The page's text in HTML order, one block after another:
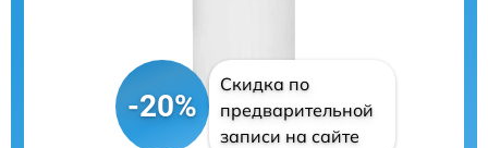
-20%
Скидка по
предварительной
записи на сайте